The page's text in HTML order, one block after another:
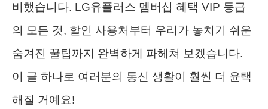
비했습니다. LG유플러스 멤버십 혜택 VIP 등급
의 모든 것, 할인 사용처부터 우리가 놓치기 쉬운
숨겨진 꿀팁까지 완벽하게 파헤쳐 보겠습니다.
이 글 하나로 여러분의 통신 생활이 훨씬 더 윤택
해질 거예요!